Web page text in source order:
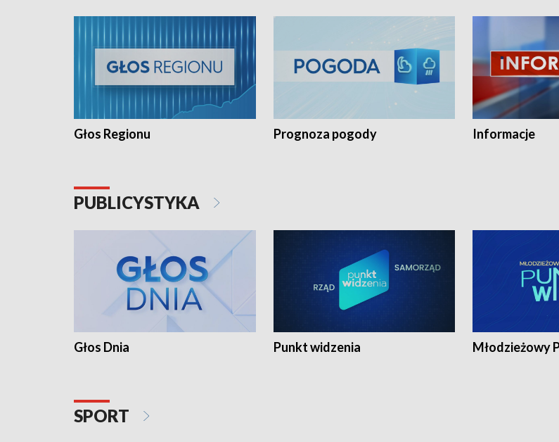
Głos Regionu Prognoza pogody Informacje
PUBLICYSTYKA
Głos Dnia Punkt widzenia Młodzieżowy
SPORT